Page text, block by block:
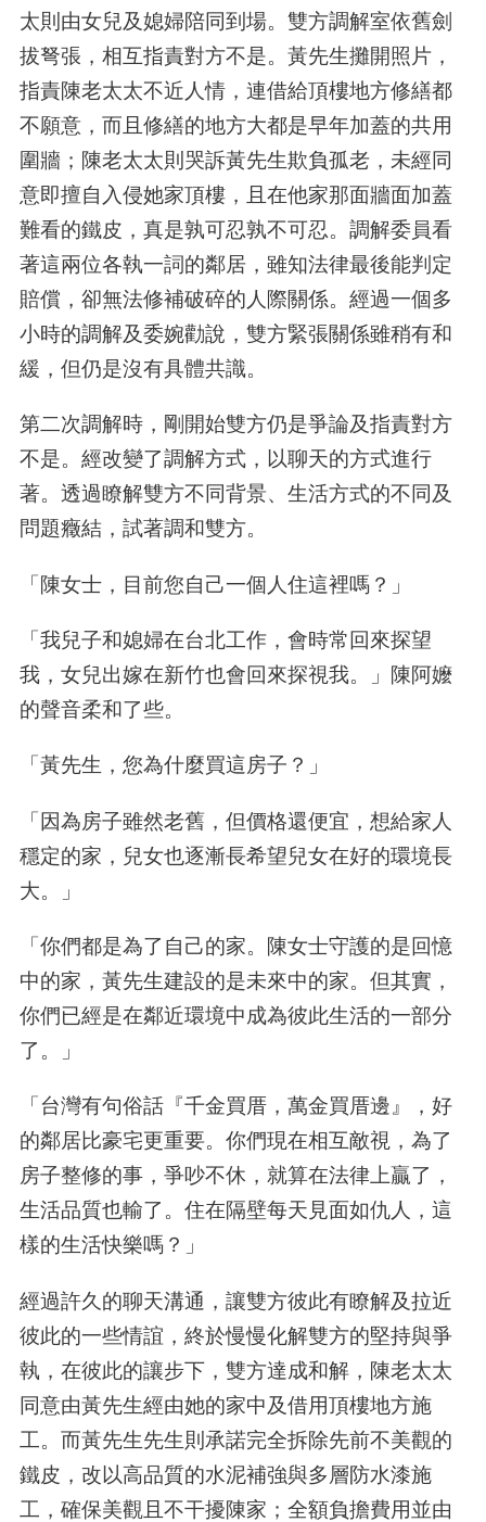
太則由女兒及媳婦陪同到場。雙方調解室依舊劍
拔弩張，相互指責對方不是。黃先生攤開照片，
指責陳老太太不近人情，連借給頂樓地方修繕都
不願意，而且修繕的地方大都是早年加蓋的共用
圍牆；陳老太太則哭訴黃先生欺負孤老，未經同
意即擅自入侵她家頂樓，且在他家那面牆面加蓋
難看的鐵皮，真是孰可忍孰不可忍。調解委員看
著這兩位各執一詞的鄰居，雖知法律最後能判定
賠償，卻無法修補破碎的人際關係。經過一個多
小時的調解及委婉勸說，雙方緊張關係雖稍有和
緩，但仍是沒有具體共識。
第二次調解時，剛開始雙方仍是爭論及指責對方
不是。經改變了調解方式，以聊天的方式進行
著。透過瞭解雙方不同背景、生活方式的不同及
問題癥結，試著調和雙方。
「陳女士，目前您自己一個人住這裡嗎？」
「我兒子和媳婦在台北工作，會時常回來探望
我，女兒出嫁在新竹也會回來探視我。」陳阿嬤
的聲音柔和了些。
「黃先生，您為什麼買這房子？」
「因為房子雖然老舊，但價格還便宜，想給家人
穩定的家，兒女也逐漸長希望兒女在好的環境長
大。」
「你們都是為了自己的家。陳女士守護的是回憶
中的家，黃先生建設的是未來中的家。但其實，
你們已經是在鄰近環境中成為彼此生活的一部分
了。」
「台灣有句俗話『千金買厝，萬金買厝邊』，好
的鄰居比豪宅更重要。你們現在相互敵視，為了
房子整修的事，爭吵不休，就算在法律上贏了，
生活品質也輸了。住在隔壁每天見面如仇人，這
樣的生活快樂嗎？」
經過許久的聊天溝通，讓雙方彼此有瞭解及拉近
彼此的一些情誼，終於慢慢化解雙方的堅持與爭
執，在彼此的讓步下，雙方達成和解，陳老太太
同意由黃先生經由她的家中及借用頂樓地方施
工。而黃先生先生則承諾完全拆除先前不美觀的
鐵皮，改以高品質的水泥補強與多層防水漆施
工，確保美觀且不干擾陳家；全額負擔費用並由